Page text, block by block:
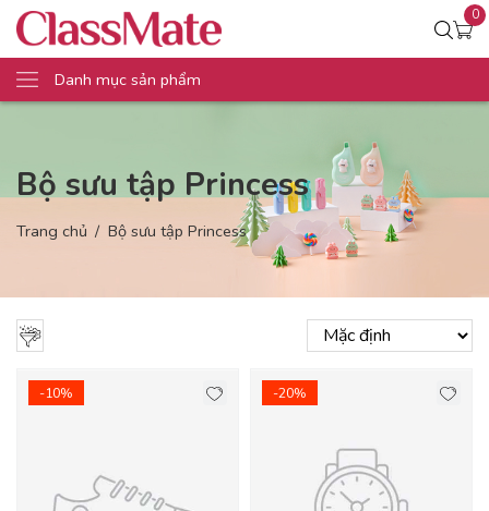
0
Danh mục sản phẩm
Bộ sưu tập Princess
Trang chủ Bộ sưu tập Princess
-10% -20%